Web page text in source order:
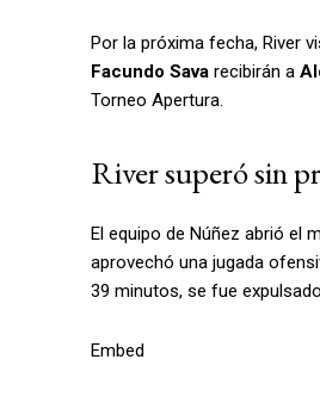
Por la próxima fecha, River
Facundo Sava recibirán a
Torneo Apertura.
River superó sin
El equipo de Núñez abrió el
aprovechó una jugada
39 minutos, se fue expulsado
Embed